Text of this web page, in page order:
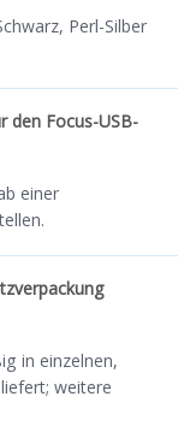
Perl-Silber
den Focus-USB-
einer
in einzelnen,
weitere